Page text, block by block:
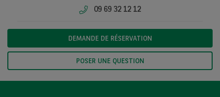
09 69 32 12 12
DEMANDE DE RÉSERVATION
POSER UNE QUESTION